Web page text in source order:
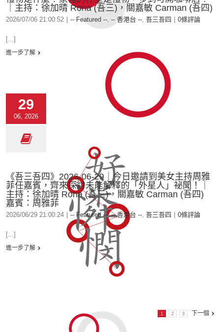
｜主持：徐加晴 Rona (吾三)，關嘉敏 Carman (吾四)
2026/07/06 21:00:52 -- Featured --, -- 香港台 --, 吾三吾四 0條評論
[...]
進一步了解
29
06, 2026
《吾三吾四》2026-06-29｜今日邀請到美女主持周雅
菲任嘉賓，齊來探討未能解釋的「外星人」祕聞！｜
主持：徐加晴 Rona (吾三)，關嘉敏 Carman (吾四)
嘉賓：周雅菲
2026/06/29 21:00:24 -- Featured --,-- 香港台 --, 吾三吾四 0條評論
[...]
進一步了解
1 2 3 下一個